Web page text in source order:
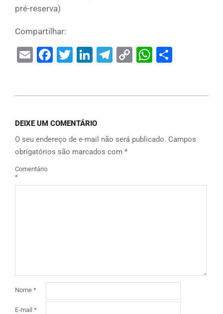
pré-reserva)
Compartilhar:
EmailFacebook
Twitter
LinkedIn
Telegram
Copy
DEIXE UM COMENTÁRIO
O seu endereço de e-mail não será publicado. Campos
obrigatórios são marcados com *
Comentário
*
Nome *
E-mail *